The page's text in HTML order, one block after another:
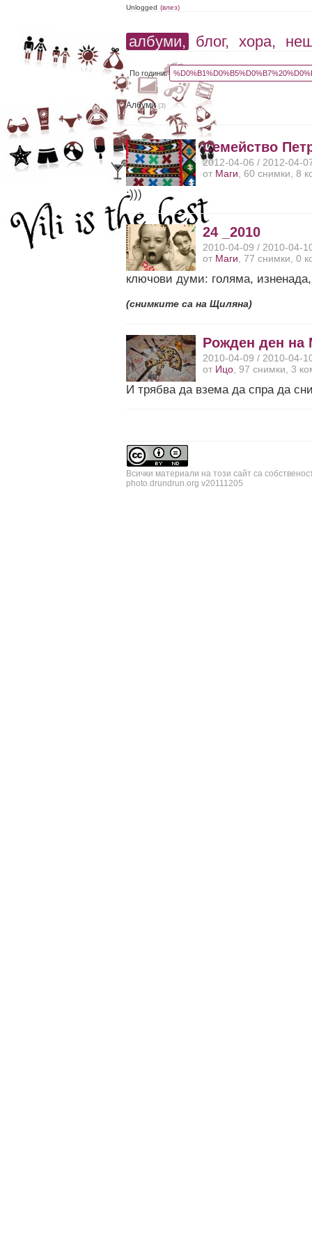
Unlogged (влез)
албуми, блог, хора,
По години:
Албуми(3)
Семейство
2012-04-06 / 2012-04-
от Маги , 60 снимки, 8
:)))
24 _2010
2010-04-09 / 2010-04-
от Маги , 77 снимки, 0
ключови думи: голяма,
(снимките са на Щиляна)
Рожден ден на
2010-04-09 / 2010-04-
от Ицо, 97 снимки, 3
И трябва да взема да спра да
Всички материали на този сайт са
photo.drundrun.org v20111205